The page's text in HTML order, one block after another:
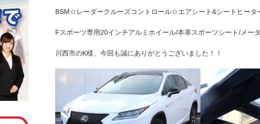
BSM☆レーダークルーズコントロール☆エアシート&シートヒー
Fスポーツ専用20インチアルミホイール/本革スポーツシート/メー
川西市のK様、今回も誠にありがとうございました！！